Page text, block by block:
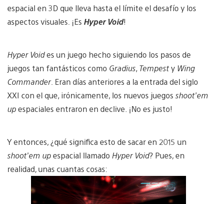
espacial en 3D que lleva hasta el límite el desafío y los
aspectos visuales. ¡Es Hyper Void!
Hyper Voides un juego hecho siguiendo los pasos de
juegos tan fantásticos como Gradius, Tempesty Wing
Commander. Eran días anteriores a la entrada del siglo
XXI con el que, irónicamente, los nuevos juegos shoot’em
upespaciales entraron en declive. ¡No es justo!
Y entonces, ¿qué significa esto de sacar en 2015 un
shoot’em upespacial llamado Hyper Void? Pues, en
realidad, unas cuantas cosas: